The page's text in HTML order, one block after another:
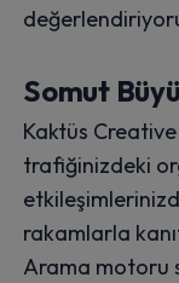
Somut
Kaktüs Creative
trafiğinizdeki
rakamlarla
Arama motoru